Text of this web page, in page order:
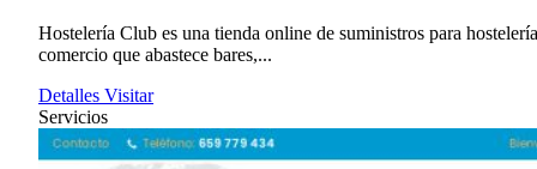
Hostelería Club es una tienda online de suministros para
comercio que abastece bares,...
Detalles Visitar
Servicios